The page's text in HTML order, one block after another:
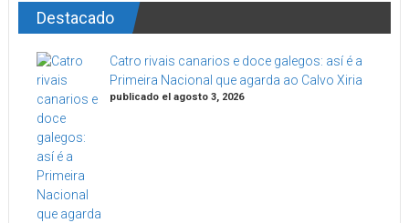
Destacado
Catro rivais canarios e doce galegos: así é a
Primeira Nacional que agarda ao Calvo Xiria
publicado el agosto 3, 2026